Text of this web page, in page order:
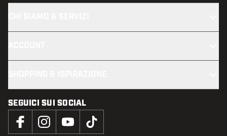
SEGUICI SUI SOCIAL